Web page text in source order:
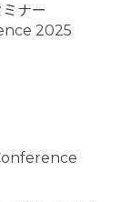
ナー
2025